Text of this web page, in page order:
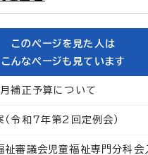
このページを見た人は
こんなページも見ています
補正予算について
令和7年第2回定例会）
祉審議会児童福祉専門分科会